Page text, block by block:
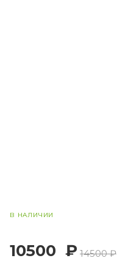
В НАЛИЧИИ
10500 ₽ 14500 ₽